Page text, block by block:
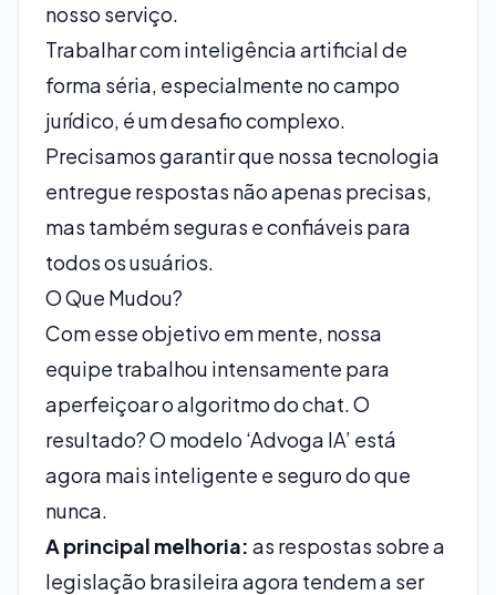
nosso serviço.
Trabalhar com inteligência artificial de
forma séria, especialmente no campo
jurídico, é um desafio complexo.
Precisamos garantir que nossa tecnologia
entregue respostas não apenas precisas,
mas também seguras e confiáveis para
todos os usuários.
O Que Mudou?
Com esse objetivo em mente, nossa
equipe trabalhou intensamente para
aperfeiçoar o algoritmo do chat. O
resultado? O modelo ‘Advoga IA’ está
agora mais inteligente e seguro do que
nunca.
A principal melhoria: as respostas sobre a
legislação brasileira agora tendem a ser